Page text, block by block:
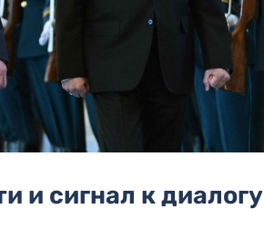
и сигнал к диалогу